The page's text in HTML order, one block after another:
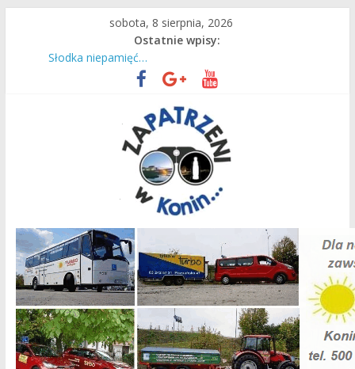
sobota, 8 sierpnia, 2026
Ostatnie wpisy:
Czas intensywnej pracy dla naszych ciepłowników!
Słodka niepamięć…
Są wakacje, mamy Przystań Gosławice!
Do Lichenia z konińskim PKS!
36. raz wyruszyli na Jasną Górę
Zapatrzeni
w
Konin
wiadomości,